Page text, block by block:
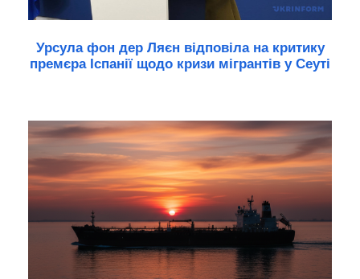
Урсула фон дер Ляєн відповіла на критику
премєра Іспанії щодо кризи мігрантів у Сеуті